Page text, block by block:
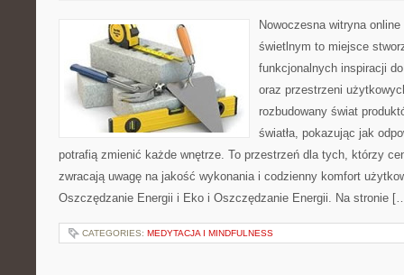
Nowoczesna witryna
świetlnym to miejsce
funkcjonalnych inspiracji
oraz przestrzeni
rozbudowany świat
światła, pokazując jak
potrafią zmienić każde wnętrze. To przestrzeń dla tych, którzy
zwracają uwagę na jakość wykonania i codzienny komfort
Oszczędzanie Energii i Eko i Oszczędzanie Energii. Na stronie
CATEGORIES: MEDYTACJA I MINDFULNESS